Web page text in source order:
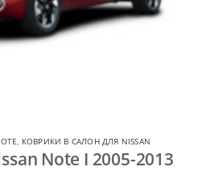
КОВРИКИ В САЛОН ДЛЯ NISSAN
Note I 2005-2013